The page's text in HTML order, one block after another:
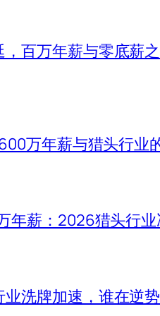
百万年薪与零底薪
万年薪与猎头行业
年薪：2026猎头行
洗牌加速，谁在逆